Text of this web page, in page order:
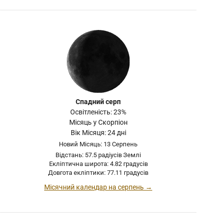
Спадний серп
Освітленість: 23%
Місяць у Скорпіон
Вік Місяця: 24 дні
Новий Місяць: 13 Серпень
Відстань: 57.5 радіусів Землі
Екліптична широта: 4.82 градусів
Довгота екліптики: 77.11 градусів
Місячний календар на серпень →